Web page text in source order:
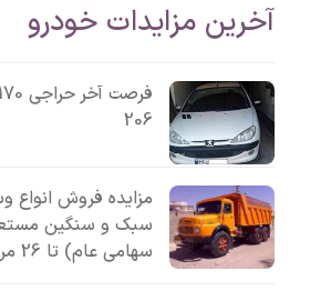
آخرین مزایدات خودرو
206
مزایده فروش انواع
سبک و سنگین
سهامی عام) تا 26 مرداد 1405